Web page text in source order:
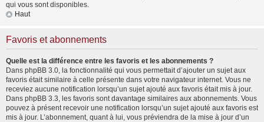
qui vous sont disponibles.
Haut
Favoris et abonnements
Quelle est la différence entre les favoris et les abonnements ?
Dans phpBB 3.0, la fonctionnalité qui vous permettait d’ajouter un sujet aux
favoris était similaire à celle présente dans votre navigateur internet. Vous ne
receviez aucune notification lorsqu’un sujet ajouté aux favoris était mis à jour.
Dans phpBB 3.3, les favoris sont davantage similaires aux abonnements. Vous
pouvez à présent recevoir une notification lorsqu’un sujet ajouté aux favoris est
mis à jour. L’abonnement, quant à lui, vous préviendra de la mise à jour d’un